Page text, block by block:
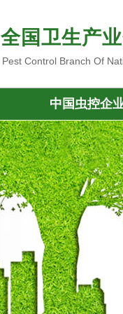
全国卫生产
Pest Control Branch Of
中国虫控企